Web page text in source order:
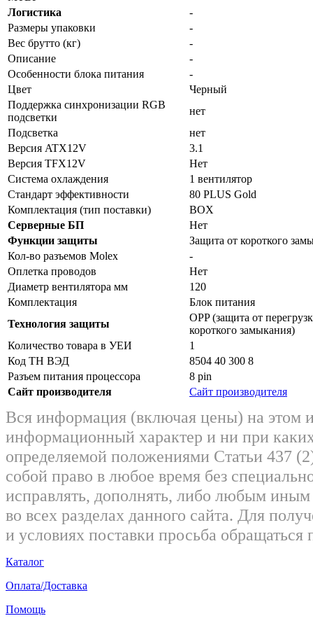
Логистика
-
Размеры упаковки
-
Вес брутто (кг)
-
Описание
-
Особенности блока питания
-
Цвет
Черный
Поддержка синхронизации RGB
подсветки
нет
Подсветка
нет
Версия ATX12V
3.1
Версия TFX12V
Нет
Система охлаждения
1 вентилятор
Стандарт эффективности
80 PLUS Gold
Комплектация (тип поставки)
BOX
Серверные БП
Нет
Функции защиты
Защита от короткого
Кол-во разъемов Molex
-
Оплетка проводов
Нет
Диаметр вентилятора мм
120
Комплектация
Блок питания
Технология защиты
OPP (защита от
короткого замыкания)
Количество товара в УЕИ
1
Код ТН ВЭД
8504 40 300 8
Разъем питания процессора
8 pin
Сайт производителя
Сайт производителя
Вся информация (включая цены) на этом
информационный характер и ни при
определяемой положениями Статьи 437
собой право в любое время без
исправлять, дополнять, либо любым
во всех разделах данного сайта. Для
и условиях поставки просьба
Каталог
Оплата/Доставка
Помощь